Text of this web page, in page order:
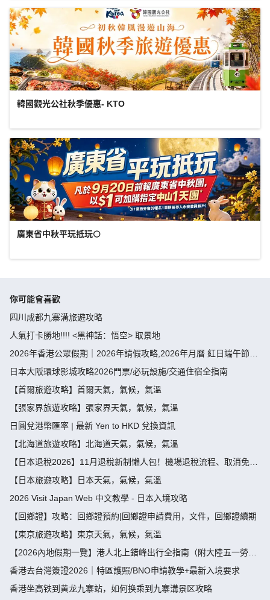
韓國觀光公社秋季優惠- KTO
廣東省中秋平玩抵玩🌕
你可能會喜歡
四川成都九寨溝旅遊攻略
人氣打卡勝地!!!! <黑神話：悟空> 取景地
2026年香港公眾假期｜2026年請假攻略,2026年月曆 紅日端午節請
假攻略請4放9-public holiday 2026
日本大阪環球影城攻略2026門票/必玩設施/交通住宿全指南
【首爾旅遊攻略】首爾天氣，氣候，氣溫
【張家界旅遊攻略】張家界天氣，氣候，氣溫
日圓兌港幣匯率 | 最新 Yen to HKD 兌換資訊
【北海道旅遊攻略】北海道天氣，氣候，氣溫
【日本退稅2026】11月退稅新制懶人包！機場退稅流程、取消免稅
袋及限額全攻略 - 永安旅遊
【日本旅遊攻略】日本天氣，氣候，氣溫
2026 Visit Japan Web 中文教學 - 日本入境攻略
【回鄉證】攻略：回鄉證預約|回鄉證申請費用，文件，回鄉證續期
【東京旅遊攻略】東京天氣，氣候，氣溫
【2026內地假期一覽】港人北上錯峰出行全指南（附大陸五一勞動
節，端午節假期攻略）
香港去台灣簽證2026｜特區護照/BNO申請教學+最新入境要求
香港坐高铁到黄龙九寨站，如何换乘到九寨溝景区攻略